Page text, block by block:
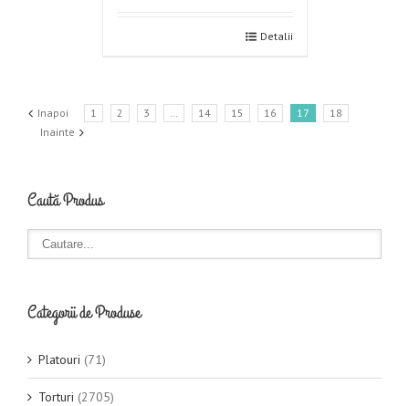
Detalii
Inapoi 1 2 3 … 14 15 16 17
18
Inainte
Caută Produs
Categorii de Produse
Platouri (71)
Torturi (2705)